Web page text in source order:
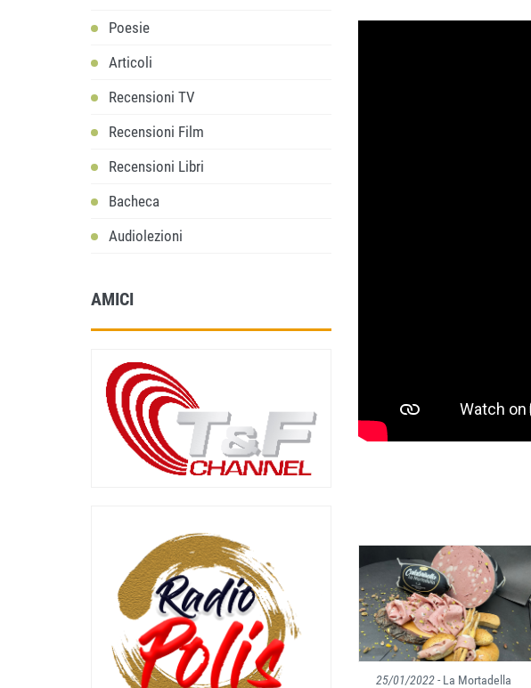
Poesie
Articoli
Recensioni TV
Recensioni Film
Recensioni Libri
Bacheca
Audiolezioni
AMICI
25/01/2022- La Mortadella